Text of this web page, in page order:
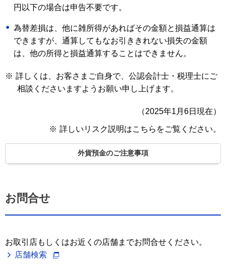
円以下の場合は申告不要です。
為替差損は、他に雑所得があればその金額と損益通算は
できますが、通算してもなお引ききれない損失の金額
は、他の所得と損益通算することはできません。
※ 詳しくは、お客さまご自身で、公認会計士・税理士にご
相談くださいますようお願い申し上げます。
（2025年1月6日現在）
※ 詳しいリスク説明はこちらをご覧ください。
外貨預金のご注意事項
お問合せ
お取引店もしくはお近くの店舗までお問合せください。
店舗検索